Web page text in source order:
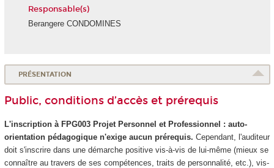
Responsable(s)
Berangere CONDOMINES
PRÉSENTATION
Public, conditions d’accès et prérequis
L'inscription à FPG003 Projet Personnel et Professionnel : auto-
orientation pédagogique n'exige aucun prérequis. Cependant, l'auditeur
doit s'inscrire dans une démarche positive vis-à-vis de lui-même (mieux se
connaître au travers de ses compétences, traits de personnalité, etc.), vis-